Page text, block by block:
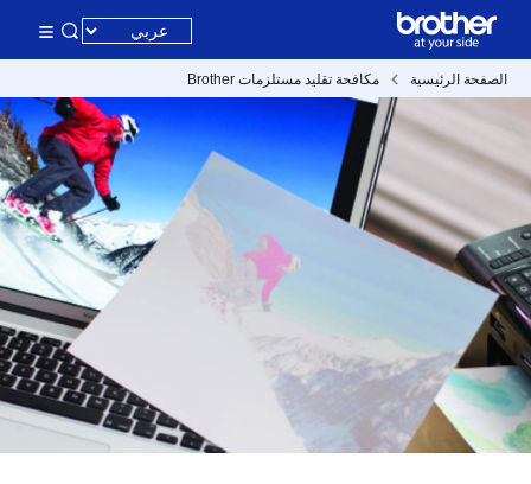
الصفحة الرئيسية مكافحة تقليد مستلزمات Brother